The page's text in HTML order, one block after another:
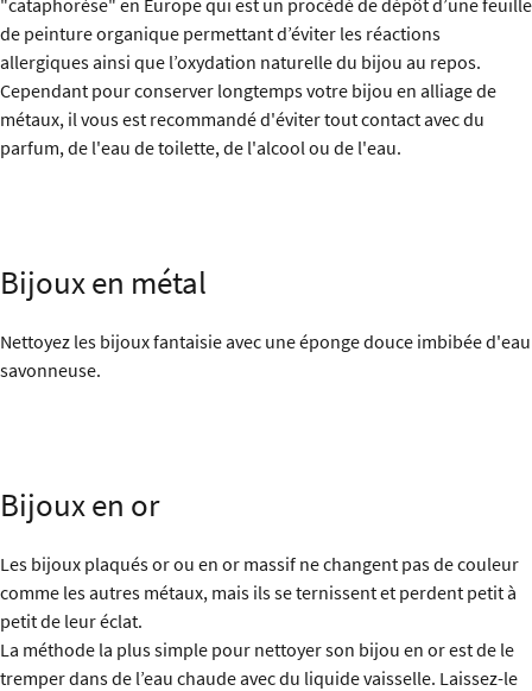
"cataphorèse" en Europe qui est un procédé de dépôt d’une feuille
de peinture organique permettant d’éviter les réactions
allergiques ainsi que l’oxydation naturelle du bijou au repos.
Cependant pour conserver longtemps votre bijou en alliage de
métaux, il vous est recommandé d'éviter tout contact avec du
parfum, de l'eau de toilette, de l'alcool ou de l'eau.
Bijoux en métal
Nettoyez les bijoux fantaisie avec une éponge douce imbibée d'eau
savonneuse.
Bijoux en or
Les bijoux plaqués or ou en or massif ne changent pas de couleur
comme les autres métaux, mais ils se ternissent et perdent petit à
petit de leur éclat.
La méthode la plus simple pour nettoyer son bijou en or est de le
tremper dans de l’eau chaude avec du liquide vaisselle. Laissez-le